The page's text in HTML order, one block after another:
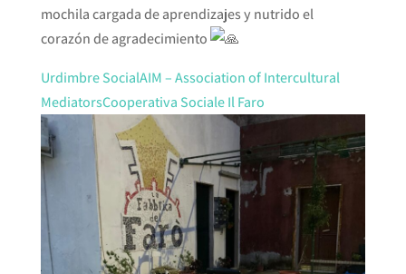
mochila cargada de aprendizajes y nutrido el
corazón de agradecimiento
Urdimbre SocialAIM – Association of Intercultural
MediatorsCooperativa Sociale Il Faro